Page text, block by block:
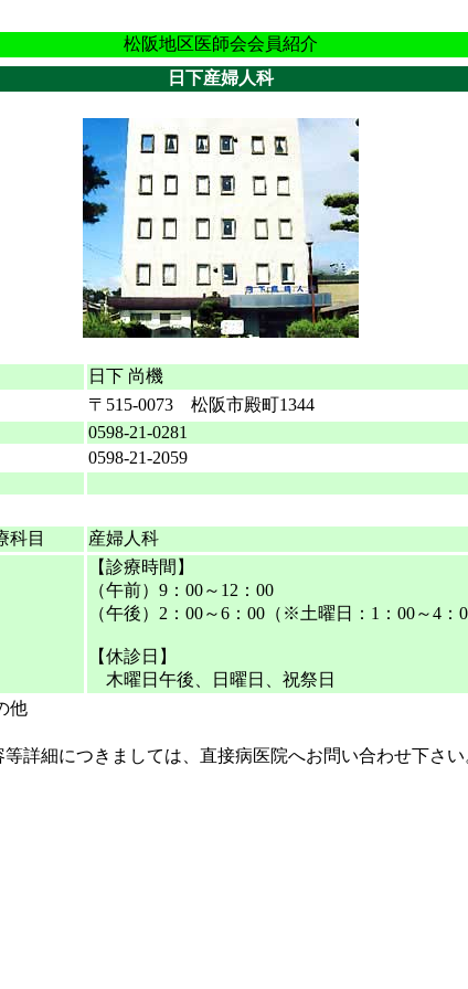
松阪地区医師会会員紹介
日下産婦人科
日下 尚機
〒515-0073 松阪市殿町1344
0598-21-0281
0598-21-2059
科目
産婦人科
【診療時間】
（午前）9：00～12：00
（午後）2：00～6：00（※土曜日：1：00～4：
【休診日】
木曜日午後、日曜日、祝祭日
他
詳細につきましては、直接病医院へお問い合わせ下さい